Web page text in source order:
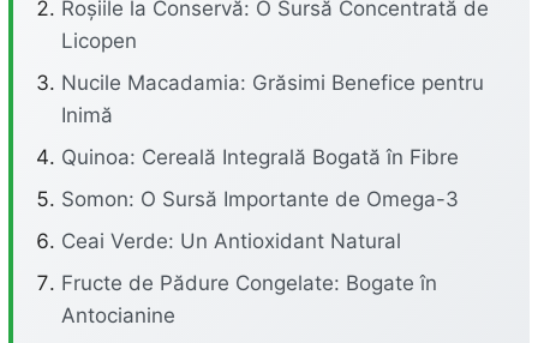
Roșiile la Conservă: O Sursă Concentrată de
Licopen
Nucile Macadamia: Grăsimi Benefice pentru
Inimă
Quinoa: Cereală Integrală Bogată în Fibre
Somon: O Sursă Importante de Omega-3
Ceai Verde: Un Antioxidant Natural
Fructe de Pădure Congelate: Bogate în
Antocianine